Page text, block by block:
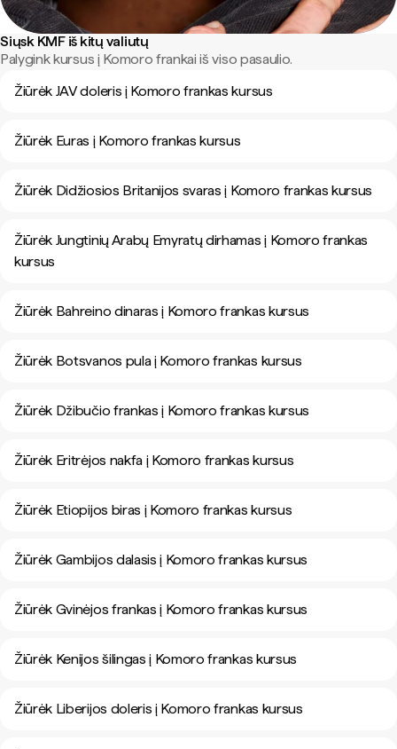
Siųsk KMF iš kitų valiutų
Palygink kursus į Komoro frankai iš viso pasaulio.
Žiūrėk JAV doleris į Komoro frankas kursus
Žiūrėk Euras į Komoro frankas kursus
Žiūrėk Didžiosios Britanijos svaras į Komoro frankas kursus
Žiūrėk Jungtinių Arabų Emyratų dirhamas į Komoro frankas
kursus
Žiūrėk Bahreino dinaras į Komoro frankas kursus
Žiūrėk Botsvanos pula į Komoro frankas kursus
Žiūrėk Džibučio frankas į Komoro frankas kursus
Žiūrėk Eritrėjos nakfa į Komoro frankas kursus
Žiūrėk Etiopijos biras į Komoro frankas kursus
Žiūrėk Gambijos dalasis į Komoro frankas kursus
Žiūrėk Gvinėjos frankas į Komoro frankas kursus
Žiūrėk Kenijos šilingas į Komoro frankas kursus
Žiūrėk Liberijos doleris į Komoro frankas kursus